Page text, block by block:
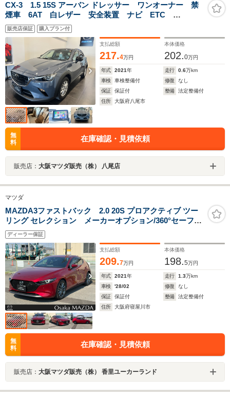
CX-3 1.5 15S アーバン ドレッサー ワンオーナー 禁
煙車 6AT 白レザー 安全装置 ナビ ETC
CarPlay/AndroidAuto CD/DVD USB端子(TypeA) バ
ーグラアラーム
販売店保証 購入プラン付
支払総額
217.4万円
本体価格
202.0万円
年式 2021年 走行 0.6万km
車検
車検整備付 修復
なし
保証
保証付 整備
法定整備付
住所
大阪府八尾市
無
料
在庫確認・見積依頼
販売店： 大阪マツダ販売（株） 八尾店
マツダ
MAZDA3ファストバック 2.0 20S プロアクティブ ツー
リング セレクション メーカーオプション/360°セーフテ
ィパッケージ/360°セーフティパッケージ内容/360°ビュ
ー・モニター+ドライバー・モニタリング
ディーラー保証
支払総額
209.7万円
本体価格
198.5万円
年式 2021年 走行 1.3万km
車検
'28/02 修復
なし
保証
保証付 整備
法定整備付
住所
大阪府寝屋川市
無
料
在庫確認・見積依頼
販売店： 大阪マツダ販売（株） 香里ユーカーランド